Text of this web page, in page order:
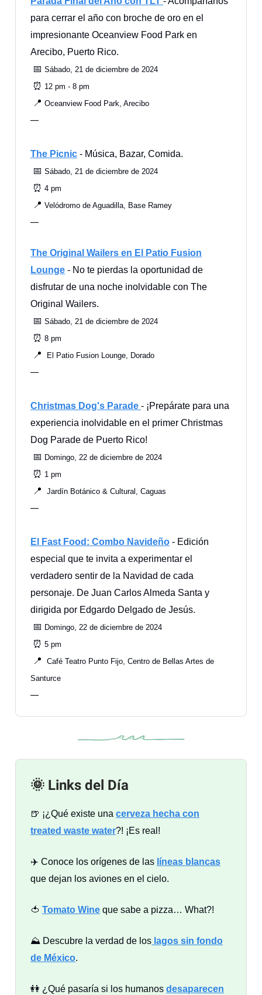
para cerrar el año con broche de oro en el
impresionante Oceanview Food Park en
Arecibo, Puerto Rico.
📅 Sábado, 21 de diciembre de 2024
⏰ 12 pm - 8 pm
📍 Oceanview Food Park, Arecibo
—
The Picnic - Música, Bazar, Comida.
📅 Sábado, 21 de diciembre de 2024
⏰ 4 pm
📍 Velódromo de Aguadilla, Base Ramey
—
The Original Wailers en El Patio Fusion
Lounge - No te pierdas la oportunidad de
disfrutar de una noche inolvidable con The
Original Wailers.
📅 Sábado, 21 de diciembre de 2024
⏰ 8 pm
📍 El Patio Fusion Lounge, Dorado
—
Christmas Dog's Parade - ¡Prepárate para una
experiencia inolvidable en el primer Christmas
Dog Parade de Puerto Rico!
📅 Domingo, 22 de diciembre de 2024
⏰ 1 pm
📍 Jardín Botánico & Cultural, Caguas
—
El Fast Food: Combo Navideño - Edición
especial que te invita a experimentar el
verdadero sentir de la Navidad de cada
personaje. De Juan Carlos Almeda Santa y
dirigida por Edgardo Delgado de Jesús.
📅 Domingo, 22 de diciembre de 2024
⏰ 5 pm
📍
Café Teatro Punto Fijo, Centro de Bellas Artes de
Santurce
—
🌞 Links del Día
🍺 ¡¿Qué existe una cerveza hecha con
treated waste water?! ¡Es real!
✈️ Conoce los orígenes de las líneas blancas
que dejan los aviones en el cielo.
🍅 Tomato Wine que sabe a pizza… What?!
⛰️ Descubre la verdad de los lagos sin fondo
de México.
👭 ¿Qué pasaría si los humanos desaparecen